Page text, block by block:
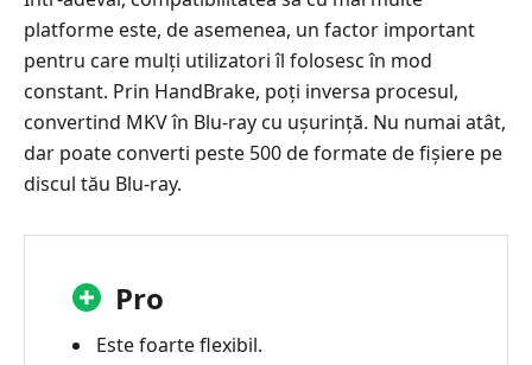
platforme este, de asemenea, un factor important
pentru care mulți utilizatori îl folosesc în mod
constant. Prin HandBrake, poți inversa procesul,
convertind MKV în Blu-ray cu ușurință. Nu numai atât,
dar poate converti peste 500 de formate de fișiere pe
discul tău Blu-ray.
Pro
Este foarte flexibil.